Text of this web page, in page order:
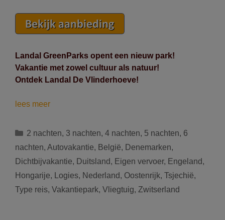
Landal GreenParks opent een nieuw park!
Vakantie met zowel cultuur als natuur!
Ontdek Landal De Vlinderhoeve!
lees meerNieuw
30%
korting
tijdens
de
paasvakantie!
Categorieën
2 nachten, 3 nachten, 4 nachten, 5 nachten, 6
nachten, Autovakantie, België, Denemarken,
Dichtbijvakantie, Duitsland, Eigen vervoer, Engeland,
Hongarije, Logies, Nederland, Oostenrijk, Tsjechië,
Type reis, Vakantiepark, Vliegtuig, Zwitserland